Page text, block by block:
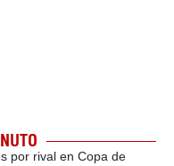
por rival en Copa de